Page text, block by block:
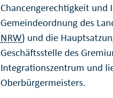
Chancengerechtigkeit
Gemeindeordnung des
NRW) und die
Geschäftsstelle des
Integrationszentrum und
Oberbürgermeisters.